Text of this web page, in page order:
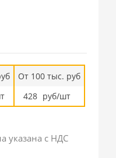
От 100 тыс. руб
428 руб/шт
указана с НДС